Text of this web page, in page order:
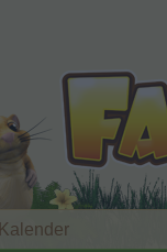
Kalender